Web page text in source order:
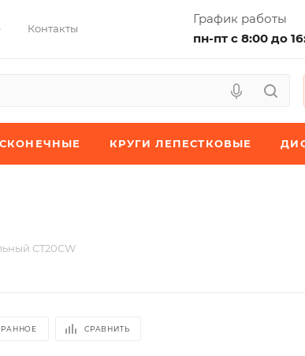
Контакты
График работы
пн-пт с 8:00 до
КРУГИ ЛЕПЕСТКОВЫЕ
CT20CW
СРАВНИТЬ